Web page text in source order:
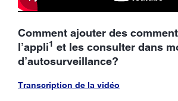
Comment ajouter des
l’appli1 et les consulter dans
d’autosurveillance?
Transcription de la vidéo